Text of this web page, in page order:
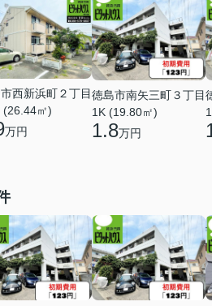
西新浜町２丁目
(26.44㎡)
万円
徳島市南矢三町３丁目
1K (19.80㎡)
1.8万円